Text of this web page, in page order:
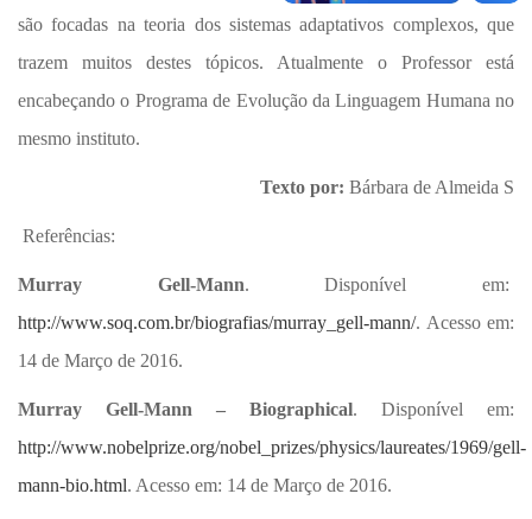
são focadas na teoria dos sistemas adaptativos complexos, que
trazem muitos destes tópicos. Atualmente o Professor está
encabeçando o Programa de Evolução da Linguagem Humana no
mesmo instituto.
Texto por: Bárbara de Almeida S
Referências:
Murray Gell-Mann. Disponível em:
http://www.soq.com.br/biografias/murray_gell-mann/. Acesso em:
14 de Março de 2016.
Murray Gell-Mann – Biographical. Disponível em:
http://www.nobelprize.org/nobel_prizes/physics/laureates/1969/gell-
mann-bio.html. Acesso em: 14 de Março de 2016.